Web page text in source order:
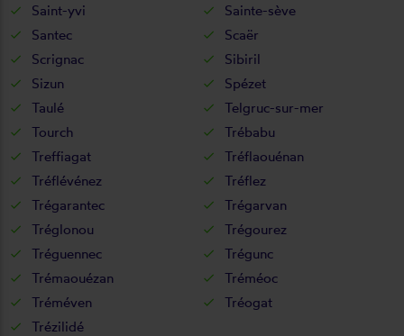
Saint-yvi
Sainte-sève
Santec
Scaër
Scrignac
Sibiril
Sizun
Spézet
Taulé
Telgruc-sur-mer
Tourch
Trébabu
Treffiagat
Tréflaouénan
Tréflévénez
Tréflez
Trégarantec
Trégarvan
Tréglonou
Trégourez
Tréguennec
Trégunc
Trémaouézan
Tréméoc
Tréméven
Tréogat
Trézilidé